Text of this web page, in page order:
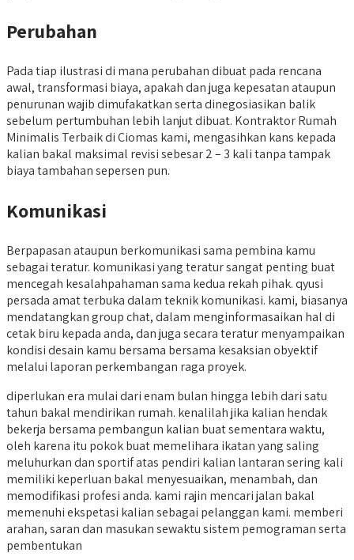
Perubahan
Pada tiap ilustrasi di mana perubahan dibuat pada rencana
awal, transformasi biaya, apakah dan juga kepesatan ataupun
penurunan wajib dimufakatkan serta dinegosiasikan balik
sebelum pertumbuhan lebih lanjut dibuat. Kontraktor Rumah
Minimalis Terbaik di Ciomas kami, mengasihkan kans kepada
kalian bakal maksimal revisi sebesar 2 – 3 kali tanpa tampak
biaya tambahan sepersen pun.
Komunikasi
Berpapasan ataupun berkomunikasi sama pembina kamu
sebagai teratur. komunikasi yang teratur sangat penting buat
mencegah kesalahpahaman sama kedua rekah pihak. qyusi
persada amat terbuka dalam teknik komunikasi. kami, biasanya
mendatangkan group chat, dalam menginformasaikan hal di
cetak biru kepada anda, dan juga secara teratur menyampaikan
kondisi desain kamu bersama bersama kesaksian obyektif
melalui laporan perkembangan raga proyek.
diperlukan era mulai dari enam bulan hingga lebih dari satu
tahun bakal mendirikan rumah. kenalilah jika kalian hendak
bekerja bersama pembangun kalian buat sementara waktu,
oleh karena itu pokok buat memelihara ikatan yang saling
meluhurkan dan sportif atas pendiri kalian lantaran sering kali
memiliki keperluan bakal menyesuaikan, menambah, dan
memodifikasi profesi anda. kami rajin mencari jalan bakal
memenuhi ekspetasi kalian sebagai pelanggan kami. memberi
arahan, saran dan masukan sewaktu sistem pemograman serta
pembentukan